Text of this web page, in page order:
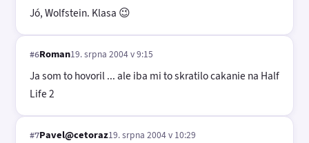
Jó, Wolfstein. Klasa 😉
#6Roman19. srpna 2004 v 9:15
Ja som to hovoril ... ale iba mi to skratilo cakanie na Half
Life 2
#7Pavel@cetoraz19. srpna 2004 v 10:29